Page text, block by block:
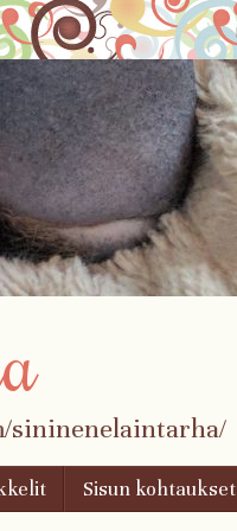
sininenelaintarha/
Sisun kohtaukset